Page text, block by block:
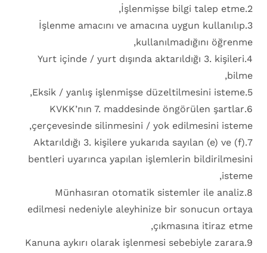
2.İşlenmişse bilgi talep etme,
3.İşlenme amacını ve amacına uygun kullanılıp
kullanılmadığını öğrenme,
4.Yurt içinde / yurt dışında aktarıldığı 3. kişileri
bilme,
5.Eksik / yanlış işlenmişse düzeltilmesini isteme,
6.KVKK’nın 7. maddesinde öngörülen şartlar
çerçevesinde silinmesini / yok edilmesini isteme,
7.Aktarıldığı 3. kişilere yukarıda sayılan (e) ve (f)
bentleri uyarınca yapılan işlemlerin bildirilmesini
isteme,
8.Münhasıran otomatik sistemler ile analiz
edilmesi nedeniyle aleyhinize bir sonucun ortaya
çıkmasına itiraz etme,
9.Kanuna aykırı olarak işlenmesi sebebiyle zarara